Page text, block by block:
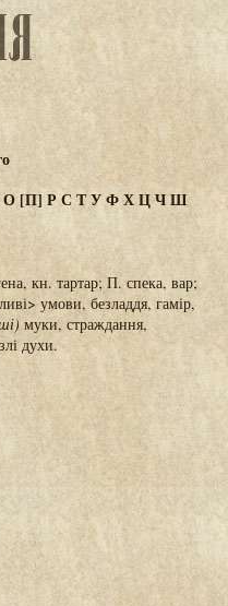
О[П] Р С ТУФХЦЧШ
кн. тартар; П. спека, вар;
умови, безладдя, гамір,
муки, страждання,
духи.